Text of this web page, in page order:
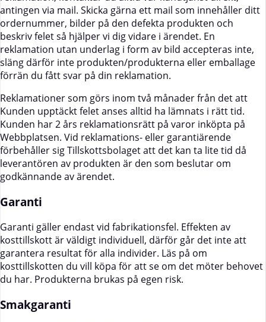
antingen via mail. Skicka gärna ett mail som innehåller ditt
ordernummer, bilder på den defekta produkten och
beskriv felet så hjälper vi dig vidare i ärendet. En
reklamation utan underlag i form av bild accepteras inte,
släng därför inte produkten/produkterna eller emballage
förrän du fått svar på din reklamation.
Reklamationer som görs inom två månader från det att
Kunden upptäckt felet anses alltid ha lämnats i rätt tid.
Kunden har 2 års reklamationsrätt på varor inköpta på
Webbplatsen. Vid reklamations- eller garantiärende
förbehåller sig Tillskottsbolaget att det kan ta lite tid då
leverantören av produkten är den som beslutar om
godkännande av ärendet.
Garanti
Garanti gäller endast vid fabrikationsfel. Effekten av
kosttillskott är väldigt individuell, därför går det inte att
garantera resultat för alla individer. Läs på om
kosttillskotten du vill köpa för att se om det möter behovet
du har. Produkterna brukas på egen risk.
Smakgaranti